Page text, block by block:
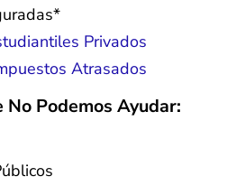
Privados
Atrasados
No Podemos Ayudar: